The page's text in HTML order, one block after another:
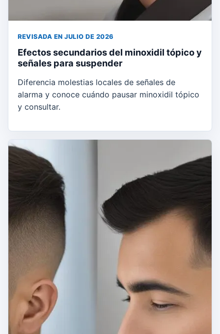
REVISADA EN JULIO DE 2026
Efectos secundarios del minoxidil tópico y
señales para suspender
Diferencia molestias locales de señales de
alarma y conoce cuándo pausar minoxidil tópico
y consultar.